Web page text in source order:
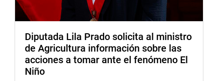
Diputada Lila Prado solicita al ministro
de Agricultura información sobre las
acciones a tomar ante el fenómeno El
Niño